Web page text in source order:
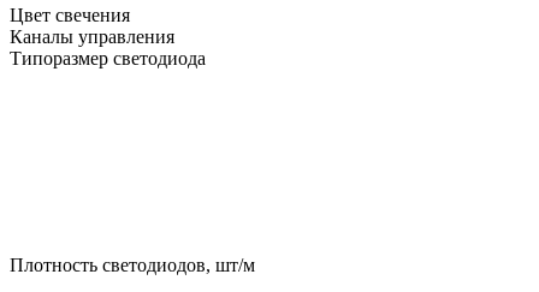
Цвет свечения
Каналы управления
Типоразмер светодиода
Плотность светодиодов, шт/м